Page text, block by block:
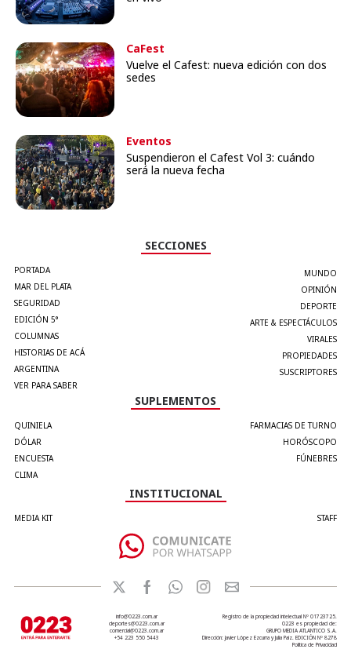
CaFest
Vuelve el Cafest: nueva edición con dos
sedes
Eventos
Suspendieron el Cafest Vol 3: cuándo
será la nueva fecha
SECCIONES
PORTADA
MAR DEL PLATA
SEGURIDAD
EDICIÓN 5°
COLUMNAS
HISTORIAS DE ACÁ
ARGENTINA
VER PARA SABER
MUNDO
OPINIÓN
DEPORTE
ARTE & ESPECTÁCULOS
VIRALES
PROPIEDADES
SUSCRIPTORES
SUPLEMENTOS
QUINIELA
DÓLAR
ENCUESTA
CLIMA
FARMACIAS DE TURNO
HORÓSCOPO
FÚNEBRES
INSTITUCIONAL
MEDIA KIT STAFF
info@0223.com.ar
deportes@0223.com.ar
comercial@0223.com.ar
+54 223 550 5443
Registro de la propiedad intelectual Nº 01723725.
0223 es propiedad de:
GRUPO MEDIA ATLANTICO S.A.
Dirección: Javier López Ezcurra y Julia Paiz. EDICIÓN Nº 8278
Política de Privacidad